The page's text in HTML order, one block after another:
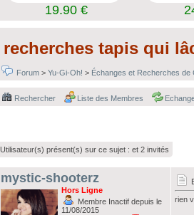
19.90 €
recherches tapis qui
Forum > Yu-Gi-Oh! > Échanges et Recherches de
Rechercher Liste des Membres
Utilisateur(s) présent(s) sur ce sujet : et 2 invités
mystic-shooterz
Hors Ligne
Membre Inactif depuis le
11/08/2015
rien